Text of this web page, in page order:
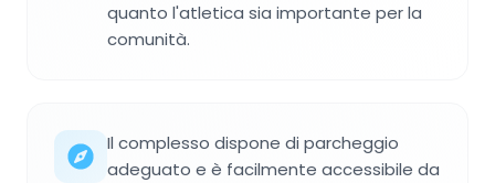
quanto l'atletica sia importante per la
comunità.
Il complesso dispone di parcheggio
adeguato e è facilmente accessibile da